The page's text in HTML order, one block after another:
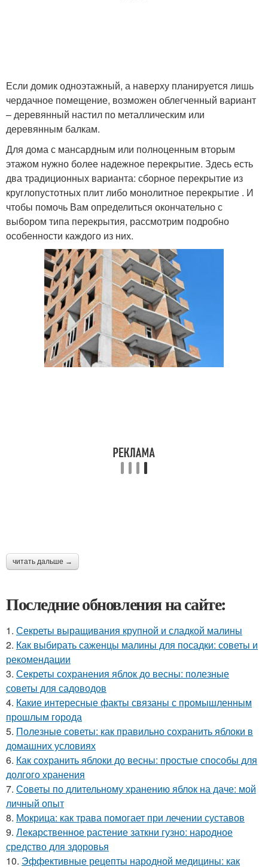
Если домик одноэтажный, а наверху планируется лишь
чердачное помещение, возможен облегченный вариант
– деревянный настил по металлическим или
деревянным балкам.
Для дома с мансардным или полноценным вторым
этажом нужно более надежное перекрытие. Здесь есть
два традиционных варианта: сборное перекрытие из
круглопустотных плит либо монолитное перекрытие . И
чтобы помочь Вам определиться окончательно с
выбором типа перекрытия, рассмотрим подробно
особенности каждого из них.
читать дальше →
Последние обновления на сайте:
1. Секреты выращивания крупной и сладкой малины
2. Как выбирать саженцы малины для посадки: советы и
рекомендации
3. Секреты сохранения яблок до весны: полезные
советы для садоводов
4. Какие интересные факты связаны с промышленным
прошлым города
5. Полезные советы: как правильно сохранить яблоки в
домашних условиях
6. Как сохранить яблоки до весны: простые способы для
долгого хранения
7. Советы по длительному хранению яблок на даче: мой
личный опыт
8. Мокрица: как трава помогает при лечении суставов
9. Лекарственное растение заткни гузно: народное
средство для здоровья
10. Эффективные рецепты народной медицины: как